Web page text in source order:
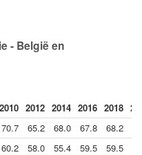
- België en
2010 2012 2014 2016 2018
70.7 65.2 68.0 67.8 68.2
60.2 58.0 55.4 59.5 59.5